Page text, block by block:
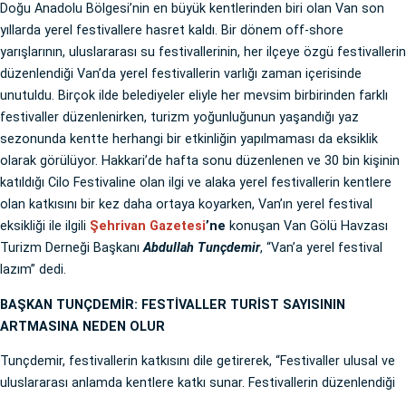
Doğu Anadolu Bölgesi’nin en büyük kentlerinden biri olan Van son
yıllarda yerel festivallere hasret kaldı. Bir dönem off-shore
yarışlarının, uluslararası su festivallerinin, her ilçeye özgü festivallerin
düzenlendiği Van’da yerel festivallerin varlığı zaman içerisinde
unutuldu. Birçok ilde belediyeler eliyle her mevsim birbirinden farklı
festivaller düzenlenirken, turizm yoğunluğunun yaşandığı yaz
sezonunda kentte herhangi bir etkinliğin yapılmaması da eksiklik
olarak görülüyor. Hakkari’de hafta sonu düzenlenen ve 30 bin kişinin
katıldığı Cilo Festivaline olan ilgi ve alaka yerel festivallerin kentlere
olan katkısını bir kez daha ortaya koyarken, Van’ın yerel festival
eksikliği ile ilgili Şehrivan Gazetesi’ne konuşan Van Gölü Havzası
Turizm Derneği Başkanı Abdullah Tunçdemir, “Van’a yerel festival
lazım” dedi.
BAŞKAN TUNÇDEMİR: FESTİVALLER TURİST SAYISININ
ARTMASINA NEDEN OLUR
Tunçdemir, festivallerin katkısını dile getirerek, “Festivaller ulusal ve
uluslararası anlamda kentlere katkı sunar. Festivallerin düzenlendiği